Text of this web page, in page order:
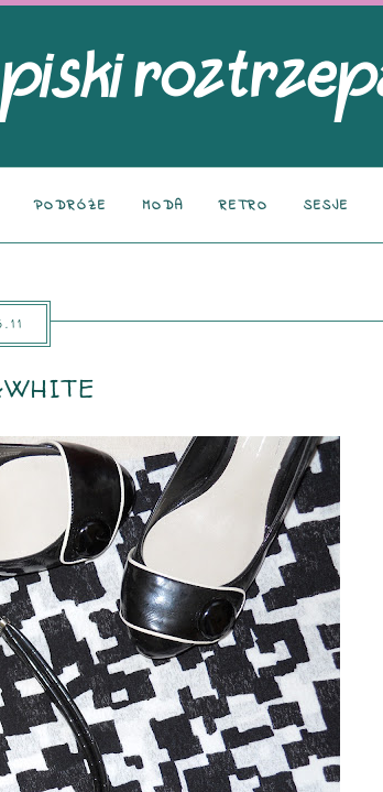
PODRÓŻE MODA RETRO SESJE